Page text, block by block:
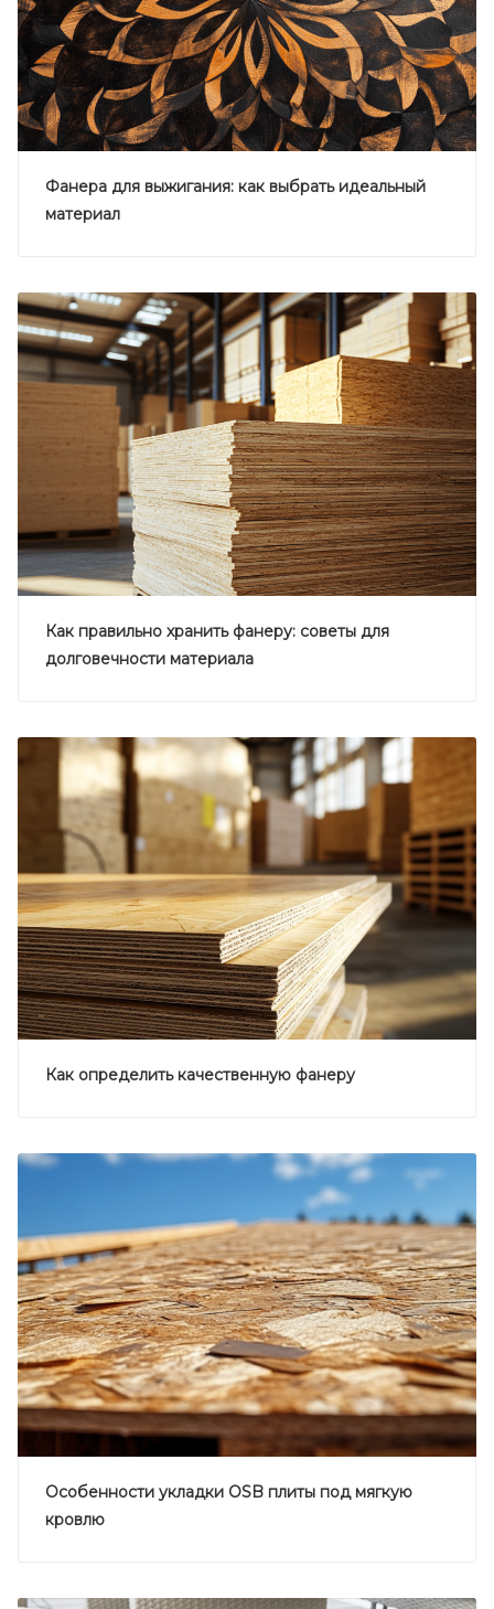
Фанера для выжигания: как выбрать идеальный
материал
Как правильно хранить фанеру: советы для
долговечности материала
Как определить качественную фанеру
Особенности укладки OSB плиты под мягкую
кровлю